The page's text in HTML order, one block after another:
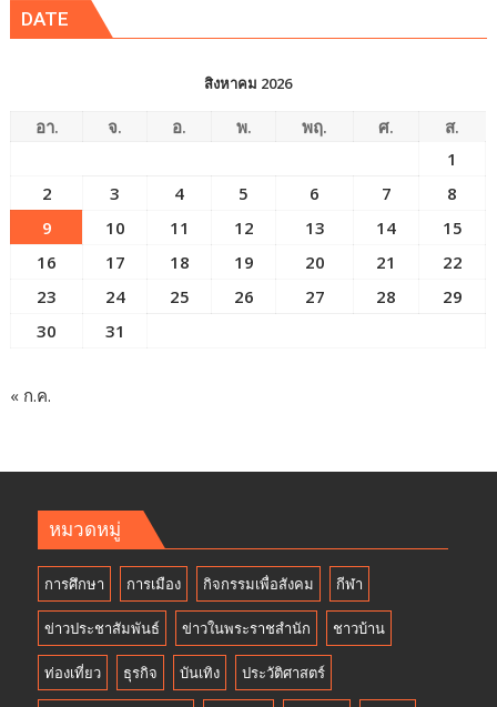
DATE
สิงหาคม 2026
อา. จ. อ. พ. พฤ. ศ.
ส.
1
2
3 4 5 6 7
8
9
10 11 12 13 14
15
16
17 18 19 20 21
22
23
24 25 26 27 28
29
30
31
« ก.ค.
หมวดหมู่
การศึกษา การเมือง กิจกรรมเพื่อสังคม กีฬา
ข่าวประชาสัมพันธ์ ข่าวในพระราชสำนัก ชาวบ้าน
ท่องเที่ยว ธุรกิจ บันเทิง ประวัติศาสตร์